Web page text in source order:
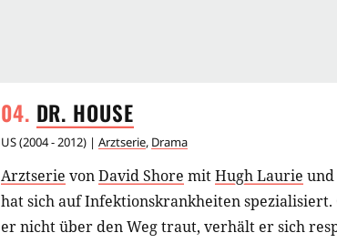
DR. HOUSE
US(2004 - 2012) | Arztserie, Drama
Arztserie vonDavid Shore mitHugh Laurie und
hat sich auf Infektionskrankheiten spezialisiert.
er nicht über den Weg traut, verhält er sich